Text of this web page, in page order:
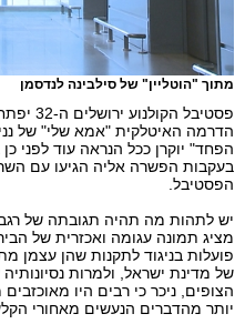
מתוך "הוטליין" של סילבינה לנדסמן
הדרמה האיטלקית "אמא שלי" של נני
הפחד" יוקרן ככל הנראה עוד לפני
בעקבות הפשרה אליה הגיעו עם
הפסטיבל.
יש לתהות מה תהיה תגובתה של רגב
מציג תמונה עגומה ואכזרית של
פועלות בניגוד לתקנות שהן עצמן
של מדינת ישראל, ולמרות
הצופים, ניכר כי רבים היו
יותר מהדברים הנעשים מאחורי